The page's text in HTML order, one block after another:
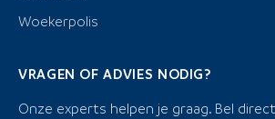
Woekerpolis
VRAGEN OF ADVIES NODIG?
Onze experts helpen je graag. Bel